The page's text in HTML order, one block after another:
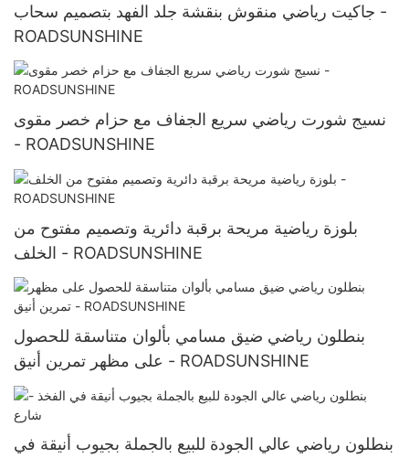
جاكيت رياضي منقوش بنقشة جلد الفهد بتصميم سحاب -
ROADSUNSHINE
نسيج شورت رياضي سريع الجفاف مع حزام خصر مقوى
- ROADSUNSHINE
بلوزة رياضية مريحة برقبة دائرية وتصميم مفتوح من
الخلف - ROADSUNSHINE
بنطلون رياضي ضيق مسامي بألوان متناسقة للحصول
على مظهر تمرين أنيق - ROADSUNSHINE
بنطلون رياضي عالي الجودة للبيع بالجملة بجيوب أنيقة في